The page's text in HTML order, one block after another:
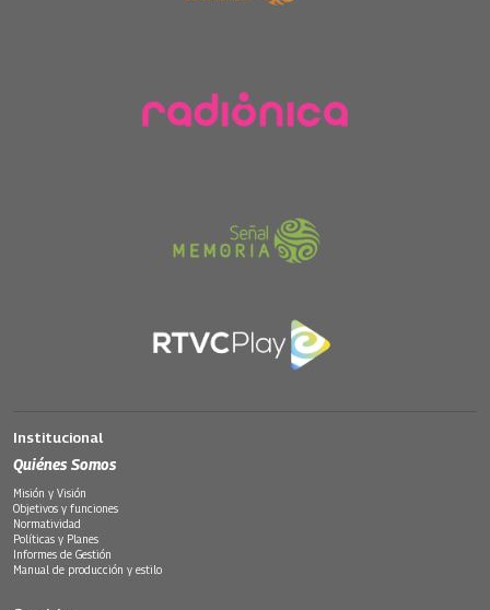
Institucional
Quiénes Somos
Misión y Visión
Objetivos y funciones
Normatividad
Políticas y Planes
Informes de Gestión
Manual de producción y estilo